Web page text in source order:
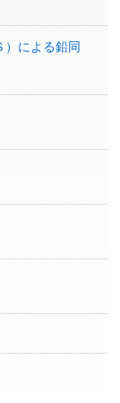
）による鉛同